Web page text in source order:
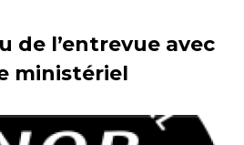
de l’entrevue avec
ministériel